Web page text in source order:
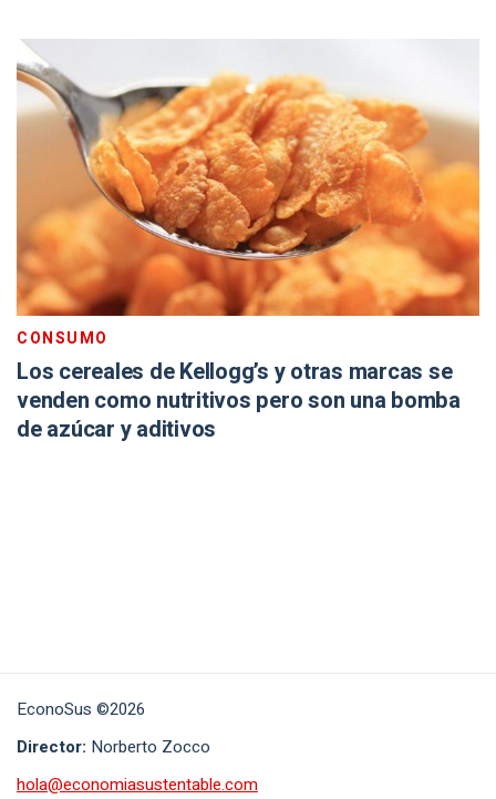
CONSUMO
Los cereales de Kellogg’s y otras marcas se
venden como nutritivos pero son una bomba
de azúcar y aditivos
EconoSus ©2026
Director: Norberto Zocco
hola@economiasustentable.com